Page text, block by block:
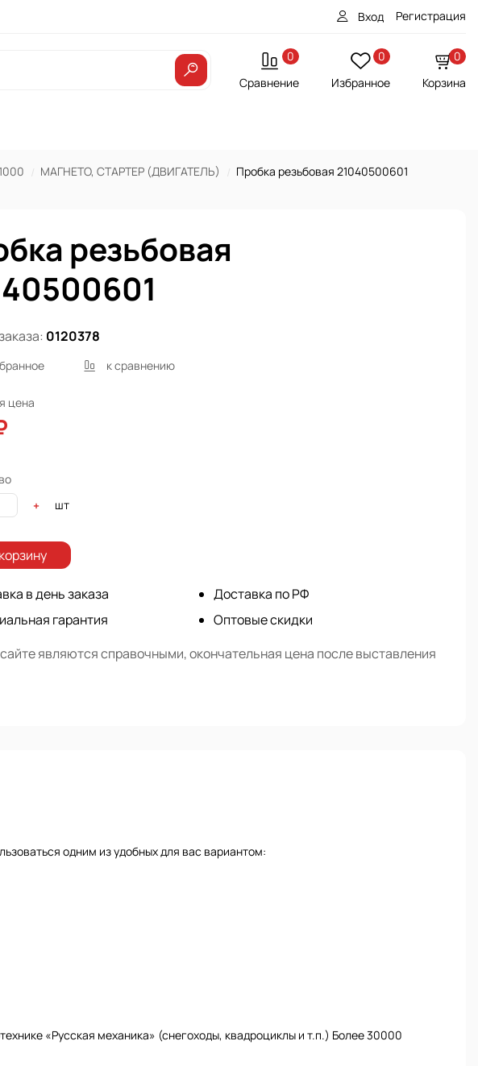
Вход Регистрация
0
Сравнение
0
Избранное
0
Корзина
МАГНЕТО, СТАРТЕР (ДВИГАТЕЛЬ) Пробка резьбовая 21040500601
резьбовая
0120378
к сравнению
цена
+ шт
в день заказа
гарантия
Доставка по РФ
Оптовые скидки
являются справочными, окончательная цена после выставления
одним из удобных для вас вариантом:
«Русская механика» (снегоходы, квадроциклы и т.п.) Более 30000